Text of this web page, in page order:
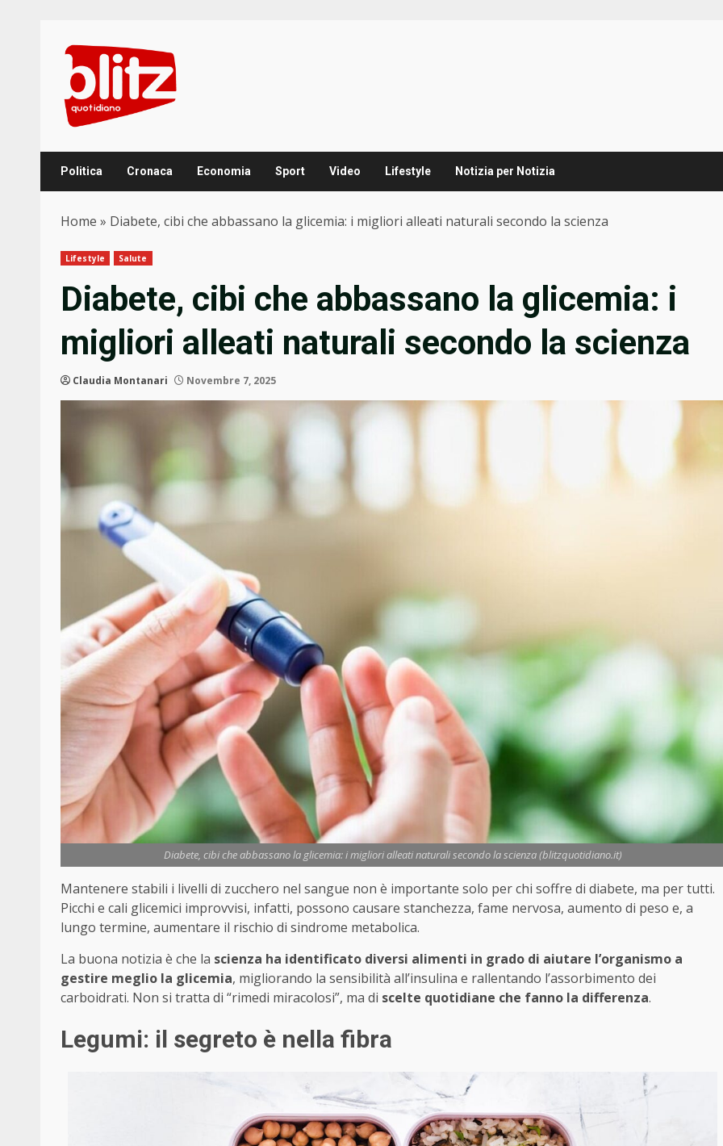
content
Politica Cronaca Economia Sport Video Lifestyle Notizia per Notizia
Home » Diabete, cibi che abbassano la glicemia: i migliori alleati naturali secondo la scienza
Lifestyle Salute
Diabete, cibi che abbassano la glicemia: i
migliori alleati naturali secondo la scienza
Claudia Montanari Novembre 7, 2025
Diabete, cibi che abbassano la glicemia: i migliori alleati naturali secondo la scienza (blitzquotidiano.it)
Mantenere stabili i livelli di zucchero nel sangue non è importante solo per chi soffre di diabete, ma per tutti.
Picchi e cali glicemici improvvisi, infatti, possono causare stanchezza, fame nervosa, aumento di peso e, a
lungo termine, aumentare il rischio di sindrome metabolica.
La buona notizia è che la scienza ha identificato diversi alimenti in grado di aiutare l’organismo a
gestire meglio la glicemia, migliorando la sensibilità all’insulina e rallentando l’assorbimento dei
carboidrati. Non si tratta di “rimedi miracolosi”, ma di scelte quotidiane che fanno la differenza.
Legumi: il segreto è nella fibra